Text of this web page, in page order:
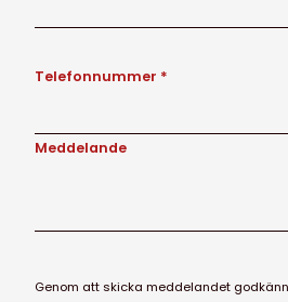
Telefonnummer *
Meddelande
Genom att skicka meddelandet